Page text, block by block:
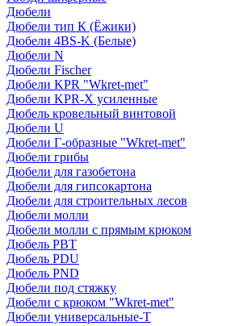
Дюбели
Дюбели тип К (Ёжики)
Дюбели 4BS-K (Белые)
Дюбели N
Дюбели Fischer
Дюбели KPR "Wkret-met"
Дюбели KPR-Х усиленные
Дюбель кровельный винтовой
Дюбели U
Дюбели Г-образные "Wkret-met"
Дюбели грибы
Дюбели для газобетона
Дюбели для гипсокартона
Дюбели для строительных лесов
Дюбели молли
Дюбели молли с прямым крюком
Дюбель PBT
Дюбель PDU
Дюбель PND
Дюбели под стяжку
Дюбели с крюком "Wkret-met"
Дюбели универсальные-Т